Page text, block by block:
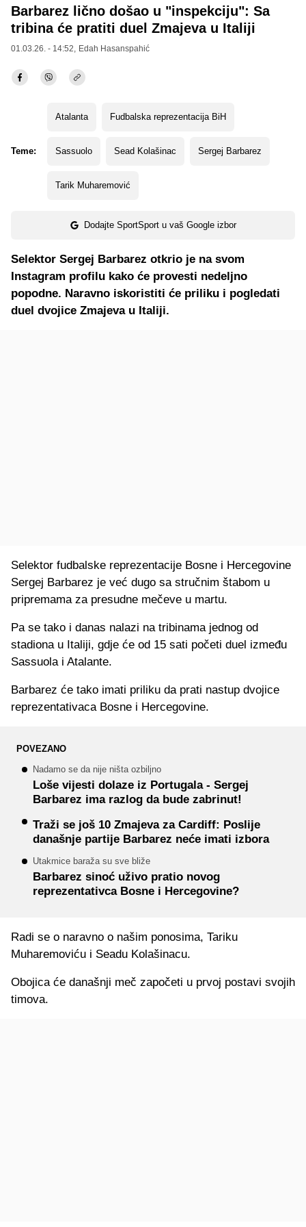
Barbarez lično došao u "inspekciju": Sa
tribina će pratiti duel Zmajeva u Italiji
01.03.26. - 14:52, Edah Hasanspahić
Teme:
Atalanta Fudbalska reprezentacija BiH
Sassuolo Sead Kolašinac Sergej Barbarez
Tarik Muharemović
Dodajte SportSport u vaš Google izbor
Selektor Sergej Barbarez otkrio je na svom
Instagram profilu kako će provesti nedeljno
popodne. Naravno iskoristiti će priliku i pogledati
duel dvojice Zmajeva u Italiji.
Selektor fudbalske reprezentacije Bosne i Hercegovine
Sergej Barbarez je već dugo sa stručnim štabom u
pripremama za presudne mečeve u martu.
Pa se tako i danas nalazi na tribinama jednog od
stadiona u Italiji, gdje će od 15 sati početi duel između
Sassuola i Atalante.
Barbarez će tako imati priliku da prati nastup dvojice
reprezentativaca Bosne i Hercegovine.
POVEZANO
Nadamo se da nije ništa ozbiljno
Loše vijesti dolaze iz Portugala - Sergej
Barbarez ima razlog da bude zabrinut!
Traži se još 10 Zmajeva za Cardiff: Poslije
današnje partije Barbarez neće imati izbora
Utakmice baraža su sve bliže
Barbarez sinoć uživo pratio novog
reprezentativca Bosne i Hercegovine?
Radi se o naravno o našim ponosima, Tariku
Muharemoviću i Seadu Kolašinacu.
Obojica će današnji meč započeti u prvoj postavi svojih
timova.